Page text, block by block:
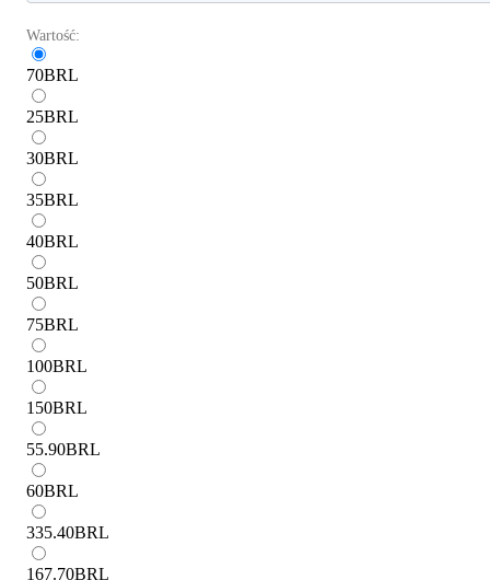
Wartość:
70BRL
25BRL
30BRL
35BRL
40BRL
50BRL
75BRL
100BRL
150BRL
55.90BRL
60BRL
335.40BRL
167.70BRL